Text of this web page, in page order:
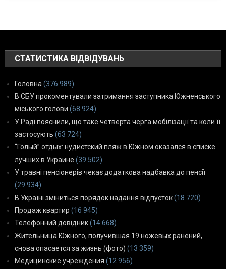
СТАТИСТИКА ВІДВІДУВАНЬ
Головна(376 989)
В СБУ прокоментували затримання заступника Южненського
міського голови (68 924)
У Раді пояснили, що таке четверта черга мобілізації та коли її
застосують (63 724)
“Голый” отдых: нудистский пляж в Южном оказался в списке
лучших в Украине (39 502)
У травні пенсіонерів чекає додаткова надбавка до пенсії
(29 934)
В Україні зміниться порядок надання відпусток(18 720)
Продаж квартир (16 945)
Телефонний довідник(14 668)
Жительница Южного, получившая 19 ножевых ранений,
снова опасается за жизнь (фото) (13 359)
Медицинские учреждения (12 956)